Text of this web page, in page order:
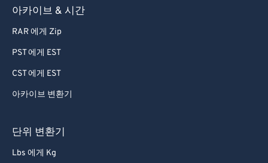
아카이브 & 시간
RAR 에게 Zip
PST 에게 EST
CST 에게 EST
아카이브 변환기
단위 변환기
Lbs 에게 Kg